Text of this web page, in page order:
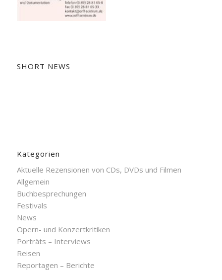
SHORT NEWS
Kategorien
Aktuelle Rezensionen von CDs, DVDs und Filmen
Allgemein
Buchbesprechungen
Festivals
News
Opern- und Konzertkritiken
Porträts – Interviews
Reisen
Reportagen – Berichte